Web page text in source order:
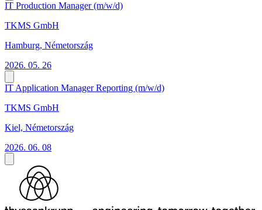
IT Production Manager (m/w/d)
TKMS GmbH
Hamburg, Németország
2026. 05. 26
IT Application Manager Reporting (m/w/d)
TKMS GmbH
Kiel, Németország
2026. 06. 08